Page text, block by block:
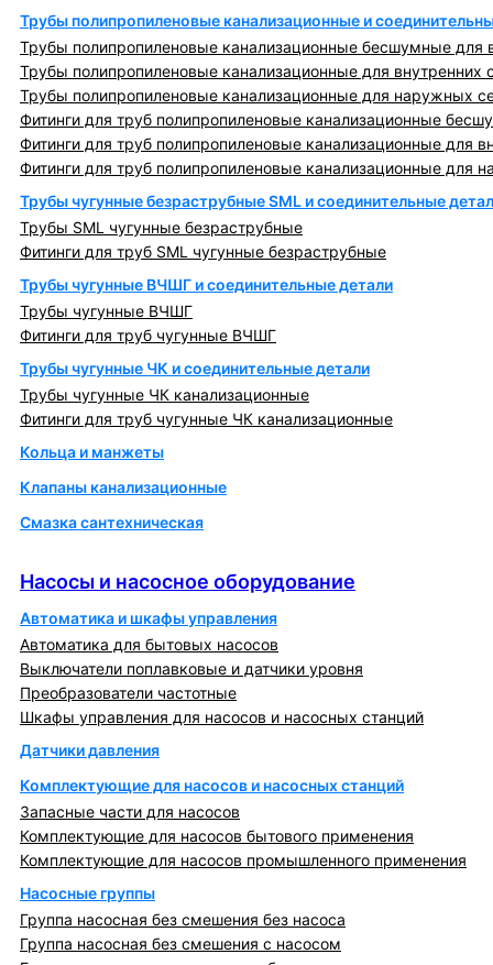
Трубы полипропиленовые канализационные и
Трубы полипропиленовые канализационные бесшумные для
Трубы полипропиленовые канализационные для внутренних
Трубы полипропиленовые канализационные для наружных
Фитинги для труб полипропиленовые канализационные
Фитинги для труб полипропиленовые канализационные для
Фитинги для труб полипропиленовые канализационные для
Трубы чугунные безраструбные SML и соединительные
Трубы SML чугунные безраструбные
Фитинги для труб SML чугунные безраструбные
Трубы чугунные ВЧШГ и соединительные детали
Трубы чугунные ВЧШГ
Фитинги для труб чугунные ВЧШГ
Трубы чугунные ЧК и соединительные детали
Трубы чугунные ЧК канализационные
Фитинги для труб чугунные ЧК канализационные
Кольца и манжеты
Клапаны канализационные
Смазка сантехническая
Насосы и насосное оборудование
Автоматика и шкафы управления
Автоматика для бытовых насосов
Выключатели поплавковые и датчики уровня
Преобразователи частотные
Шкафы управления для насосов и насосных станций
Датчики давления
Комплектующие для насосов и насосных станций
Запасные части для насосов
Комплектующие для насосов бытового применения
Комплектующие для насосов промышленного применения
Насосные группы
Группа насосная без смешения без насоса
Группа насосная без смешения с насосом